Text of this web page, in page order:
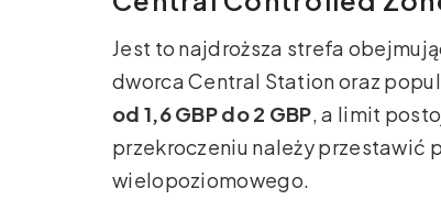
Jest to najdroższa strefa
dworca Central Station oraz
od 1,6 GBP do 2 GBP, a limit
przekroczeniu należy przestawić
wielopoziomowego.